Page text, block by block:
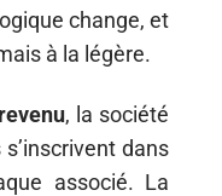
change, et
à la légère.
, la société
dans
associé. La